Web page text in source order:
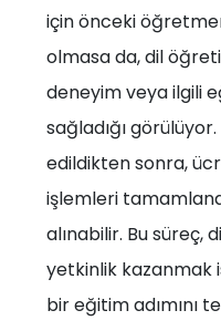
için önceki
olmasa da, dil
deneyim veya ilgili
sağladığı
edildikten sonra,
işlemleri
alınabilir. Bu süreç,
yetkinlik kazanmak
bir eğitim adımını